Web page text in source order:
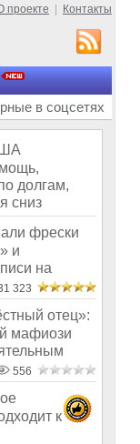
проекте Контакты
в соцсетях
долгам,
сниз
фрески
и
на
323
отец»:
мафиози
556
к